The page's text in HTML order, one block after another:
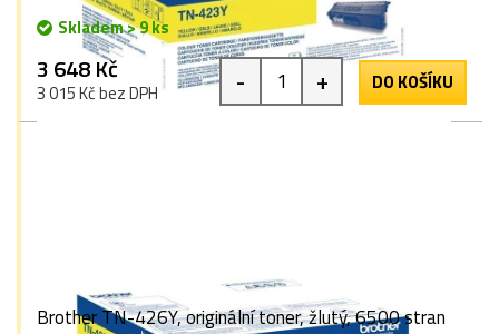
Skladem > 9 ks
3 648 Kč
3 015 Kč bez DPH - + DO KOŠÍKU
Brother TN-426Y, originální toner, žlutý, 6500 stran